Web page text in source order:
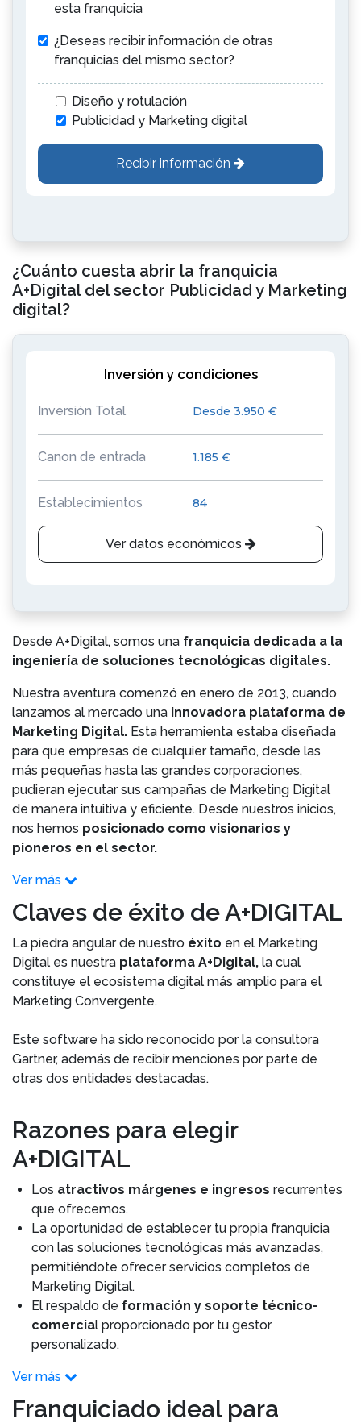
esta franquicia
¿Deseas recibir información de otras
franquicias del mismo sector?
Diseño y rotulación
Publicidad y Marketing digital
Recibir información
¿Cuánto cuesta abrir la franquicia
A+Digital del sector Publicidad y Marketing
digital?
Inversión y condiciones
Inversión Total Desde 3.950 €
Canon de entrada 1.185 €
Establecimientos 84
Ver datos económicos
Desde A+Digital, somos una franquicia dedicada a la
ingeniería de soluciones tecnológicas digitales.
Nuestra aventura comenzó en enero de 2013, cuando
lanzamos al mercado una innovadora plataforma de
Marketing Digital. Esta herramienta estaba diseñada
para que empresas de cualquier tamaño, desde las
más pequeñas hasta las grandes corporaciones,
pudieran ejecutar sus campañas de Marketing Digital
de manera intuitiva y eficiente. Desde nuestros inicios,
nos hemos posicionado como visionarios y
pioneros en el sector.
Ver más
Claves de éxito de A+DIGITAL
La piedra angular de nuestro éxito en el Marketing
Digital es nuestra plataforma A+Digital, la cual
constituye el ecosistema digital más amplio para el
Marketing Convergente.
Este software ha sido reconocido por la consultora
Gartner, además de recibir menciones por parte de
otras dos entidades destacadas.
Razones para elegir
A+DIGITAL
Los atractivos márgenes e ingresos recurrentes
que ofrecemos.
La oportunidad de establecer tu propia franquicia
con las soluciones tecnológicas más avanzadas,
permitiéndote ofrecer servicios completos de
Marketing Digital.
El respaldo de formación y soporte técnico-
comercial proporcionado por tu gestor
personalizado.
Ver más
Franquiciado ideal para